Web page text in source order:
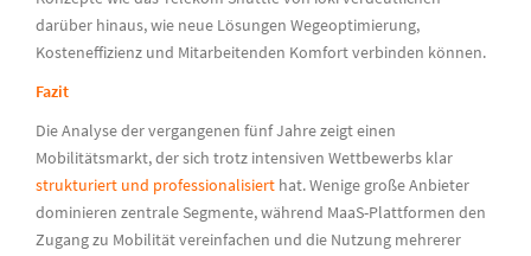
darüber hinaus, wie neue Lösungen Wegeoptimierung,
Kosteneffizienz und Mitarbeitenden Komfort verbinden können.
Fazit
Die Analyse der vergangenen fünf Jahre zeigt einen
Mobilitätsmarkt, der sich trotz intensiven Wettbewerbs klar
strukturiert und professionalisiert hat. Wenige große Anbieter
dominieren zentrale Segmente, während MaaS-Plattformen den
Zugang zu Mobilität vereinfachen und die Nutzung mehrerer